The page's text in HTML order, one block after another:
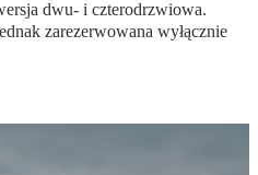
dwu- i czterodrzwiowa.
zarezerwowana wyłącznie